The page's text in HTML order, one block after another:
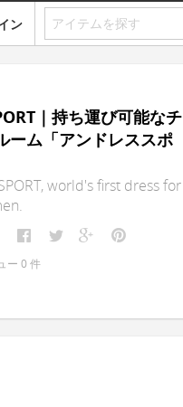
ン
｜持ち運び可能なチ
ーム「アンドレススポ
world's first dress for
ー 0 件